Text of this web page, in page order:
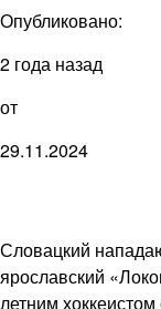
Опубликовано:
2 года назад
от
29.11.2024
Словацкий
ярославский
летним